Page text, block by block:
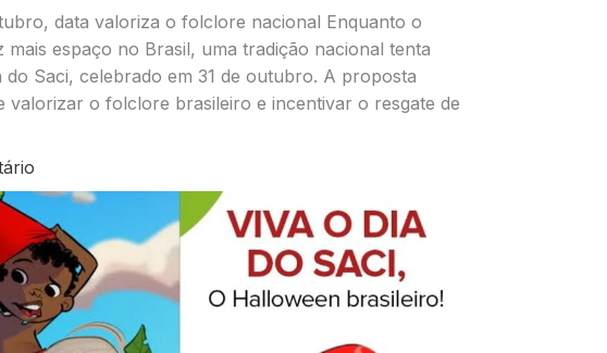
data valoriza o folclore nacional Enquanto o
mais espaço no Brasil, uma tradição nacional tenta
Saci, celebrado em 31 de outubro. A proposta
valorizar o folclore brasileiro e incentivar o resgate de